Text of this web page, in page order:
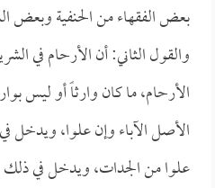
بعض الفقهاء من الحنفية وبعض
والقول الثاني: أن الأرحام في
الأرحام، ما كان وارثاً أو ليس
الأصل الآباء وإن علوا، ويدخل
علوا من الجدات، ويدخل في ذلك